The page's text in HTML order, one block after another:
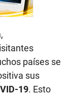
países se
sus
19. Esto